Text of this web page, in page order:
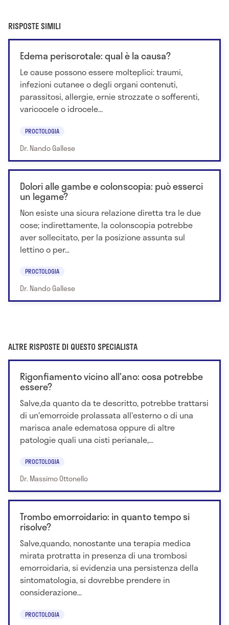
RISPOSTE SIMILI
Edema periscrotale: qual è la causa?
Le cause possono essere molteplici: traumi,
infezioni cutanee o degli organi contenuti,
parassitosi, allergie, ernie strozzate o sofferenti,
varicocele o idrocele...
PROCTOLOGIA
Dr. Nando Gallese
Dolori alle gambe e colonscopia: può esserci
un legame?
Non esiste una sicura relazione diretta tra le due
cose; indirettamente, la colonscopia potrebbe
aver sollecitato, per la posizione assunta sul
lettino o per...
PROCTOLOGIA
Dr. Nando Gallese
ALTRE RISPOSTE DI QUESTO SPECIALISTA
Rigonfiamento vicino all'ano: cosa potrebbe
essere?
Salve,da quanto da te descritto, potrebbe trattarsi
di un'emorroide prolassata all'esterno o di una
marisca anale edematosa oppure di altre
patologie quali una cisti perianale,...
PROCTOLOGIA
Dr. Massimo Ottonello
Trombo emorroidario: in quanto tempo si
risolve?
Salve,quando, nonostante una terapia medica
mirata protratta in presenza di una trombosi
emorroidaria, si evidenzia una persistenza della
sintomatologia, si dovrebbe prendere in
considerazione...
PROCTOLOGIA